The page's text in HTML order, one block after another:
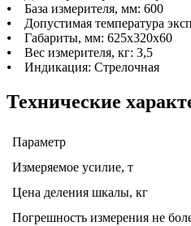
⦁ База измерителя, мм: 600
⦁ Допустимая температура
⦁ Габариты, мм: 625x320x60
⦁ Вес измерителя, кг: 3,5
⦁ Индикация: Стрелочная
Технические
Параметр
Измеряемое усилие, т
Цена деления шкалы, кг
Погрешность измерения не